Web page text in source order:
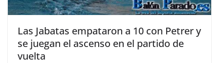
Las Jabatas empataron a 10 con Petrer y
se juegan el ascenso en el partido de
vuelta